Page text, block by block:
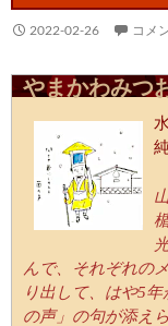
2022-02-26 コメ
やまかわみつ
んで、それぞれの
り出して、はや5
の声」の句が添え